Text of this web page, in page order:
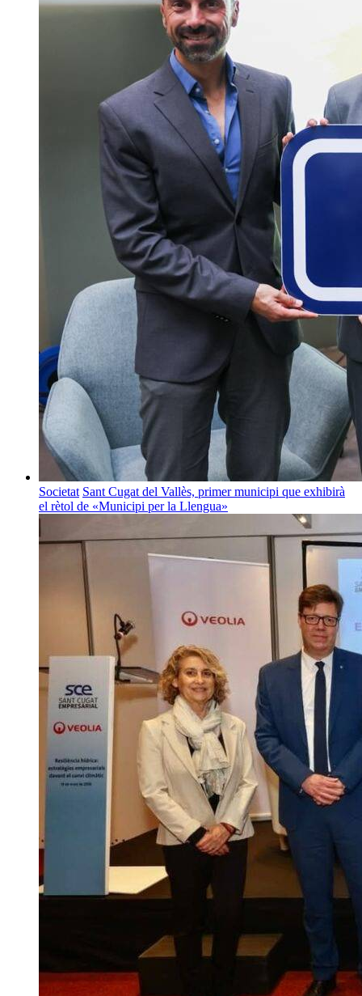
Societat Sant Cugat del Vallès, primer municipi que exhibirà
el rètol de «Municipi per la Llengua»